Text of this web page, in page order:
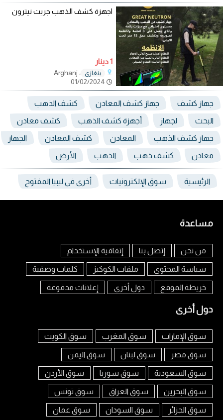
اجهزة كشف الذهب جريت نيترون
1 دينار
بنغازي
، Arghanj
جهاز كشف جهاز كشف المعادن كشف الذهب
البحث لجهاز أجهزة كشف الذهب كشف معادن
جهاز كشف الذهب المعادن كشف المعادن الجهاز
معادن كشف ذهب الذهب الأرض
الرئيسية سوق الإلكترونيات أخرى في ليبيا المفتوح
مساعدة
من نحن إتصل بنا إتفاقية الإستخدام
سياسة المحتوى ملفات الكوكيز كلمات وصفية
خريطة الموقع دول أخرى إعلانات مدفوعة
دول أخرى
سوق الإمارات سوق المغرب سوق الكويت
سوق مصر سوق لبنان سوق اليمن
سوق السعودية سوق سوريا سوق الأردن
سوق البحرين سوق العراق سوق تونس
سوق الجزائر سوق السودان سوق عمان